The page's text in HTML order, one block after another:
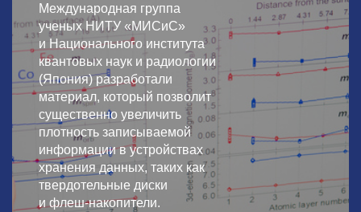
Международная группа
ученых НИТУ «МИСиС»
и Национального института
квантовых наук и радиологии
(Япония) разработали
материал, который позволит
существенно увеличить
плотность записываемой
информации в устройствах
хранения данных, таких как
твердотельные диски
и флеш-накопители.